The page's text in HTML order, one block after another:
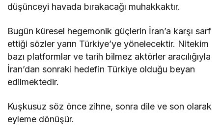
düşünceyi havada bırakacağı muhakkaktır.
Bugün küresel hegemonik güçlerin İran’a karşı sarf
ettiği sözler yarın Türkiye’ye yönelecektir. Nitekim
bazı platformlar ve tarih bilmez aktörler aracılığıyla
İran’dan sonraki hedefin Türkiye olduğu beyan
edilmektedir.
Kuşkusuz söz önce zihne, sonra dile ve son olarak
eyleme dönüşür.